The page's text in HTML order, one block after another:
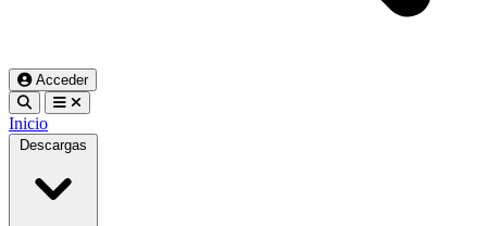
Acceder
Inicio
Descargas